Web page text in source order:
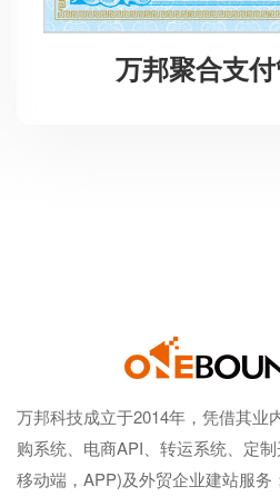
万邦聚合支
万邦科技成立于2014年，凭借其业
购系统、电商API、转运系统、定
移动端，APP)及外贸企业建站服